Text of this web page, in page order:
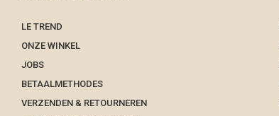
LE TREND
ONZE WINKEL
JOBS
BETAALMETHODES
VERZENDEN & RETOURNEREN